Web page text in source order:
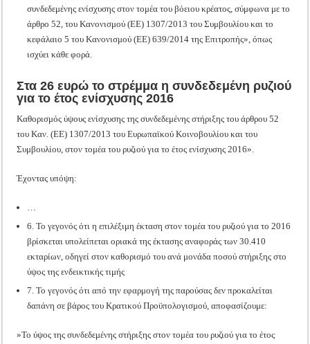
συνδεδεμένης ενίσχυσης στον τομέα του βόειου κρέατος, σύμφωνα με το
άρθρο 52, του Κανονισμού (ΕΕ) 1307/2013 του Συμβουλίου και το
κεφάλαιο 5 του Κανονισμού (ΕΕ) 639/2014 της Επιτροπής», όπως
ισχύει κάθε φορά.
Στα 26 ευρώ το στρέμμα η συνδεδεμένη ρυζιού
για το έτος ενίσχυσης 2016
Καθορισμός ύψους ενίσχυσης της συνδεδεμένης στήριξης του άρθρου 52
του Καν. (ΕΕ) 1307/2013 του Ευρωπαϊκού Κοινοβουλίου και του
Συμβουλίου, στον τομέα του ρυζιού για το έτος ενίσχυσης 2016».
Έχοντας υπόψη:
…
6. Το γεγονός ότι η επιλέξιμη έκταση στον τομέα του ρυζιού για το 2016
βρίσκεται υπολείπεται οριακά της έκτασης αναφοράς των 30.410
εκταρίων, οδηγεί στον καθορισμό του ανά μονάδα ποσού στήριξης στο
ύψος της ενδεικτικής τιμής
7. Το γεγονός ότι από την εφαρμογή της παρούσας δεν προκαλείται
δαπάνη σε βάρος του Κρατικού Προϋπολογισμού, αποφασίζουμε:
»Το ύψος της συνδεδεμένης στήριξης στον τομέα του ρυζιού για το έτος